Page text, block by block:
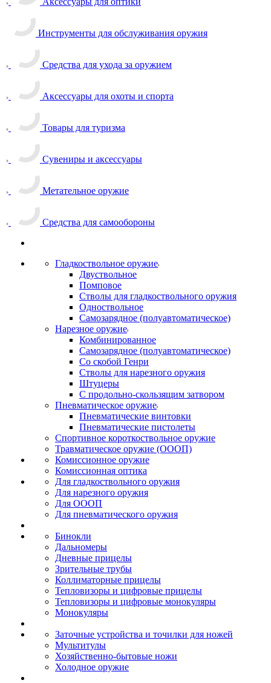
Инструменты для обслуживания оружия
Средства для ухода за оружием
Аксессуары для охоты и спорта
Товары для туризма
Сувениры и аксессуары
Метательное оружие
Средства для самообороны
Гладкоствольное оружие
Двуствольное
Помповое
Стволы для гладкоствольного оружия
Одноствольное
Самозарядное (полуавтоматическое)
Нарезное оружие
Комбинированное
Самозарядное (полуавтоматическое)
Со скобой Генри
Стволы для нарезного оружия
Штуцеры
С продольно-скользящим затвором
Пневматическое оружие
Пневматические винтовки
Пневматические пистолеты
Спортивное короткоствольное оружие
Травматическое оружие (ОООП)
Комиссионное оружие
Комиссионная оптика
Для гладкоствольного оружия
Для нарезного оружия
Для ОООП
Для пневматического оружия
Бинокли
Дальномеры
Дневные прицелы
Зрительные трубы
Коллиматорные прицелы
Тепловизоры и цифровые прицелы
Тепловизоры и цифровые монокуляры
Монокуляры
Заточные устройства и точилки для ножей
Мультитулы
Хозяйственно-бытовые ножи
Холодное оружие